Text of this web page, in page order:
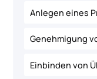
Anlegen eines
Genehmigung
Einbinden von